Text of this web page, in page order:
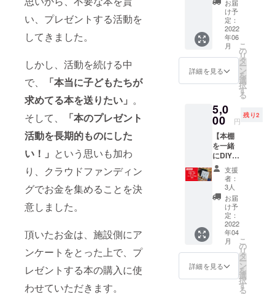
い、プレゼントする活動を
してきました。
しかし、活動を続ける中
で、
「本当に子どもたちが
求めてる本を送りたい」 。
そして、
「本のプレゼント
活動を長期的ものにした
い！」 という思いも加わ
り、クラウドファンディン
グでお金を集めることを決
意しました。
頂いたお金は、施設側にア
ンケートをとった上で、プ
レゼントする本の購入に使
わせていただきます。
トでき
ます。
また、
植松努
さんの
web講
演会に
ます。
6/18(土
）の日
中に90
分程度
で開催
予定。
当日、
視聴で
きない
方向け
にアー
カイブ
保存し
た動画
視聴の
URLを
植松努
さん
著、
『好奇
心を“天
職"に変
える空
想教
室』
クチュ
アリ出
版）を1
冊、購
入でき
ます。
また、
植松努
さんの
web講
演会に
参加す
ること
ができ
ます。
6/18(土
）の日
お届
け予
定：
2022
年06
月
詳細を見る
こ
の
リ
タ
ー
ン
を
選
択
す
る
5,0
00 円
残り2
【本棚
を一緒
にDIYで
きる権
利】 宮
崎県内
の施設
にて、
本棚を
一緒に
DIYして
プレゼ
ントす
る体験
に参加
できま
支援
者：
3人
お届
け予
定：
2022
年04
月
詳細を見る
こ
の
リ
タ
ー
ン
を
選
択
す
る